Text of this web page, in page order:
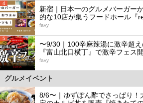
4
新宿｜日本一のグルメバーガー
的な10店が集うフードホール『
favy
5
〜9/30｜100辛麻辣湯に激辛超え
『富山北口横丁』で激辛フェス
favy
グルメイベント
8/6〜｜ゆずぽん酢でさっぱり！